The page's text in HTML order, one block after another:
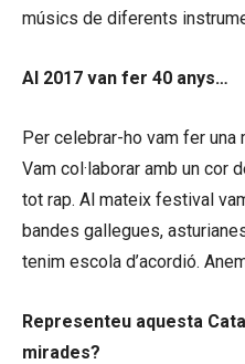
músics de diferents
Al 2017 van fer 40 anys…
Per celebrar-ho vam fer
Vam col·laborar amb un cor
tot rap. Al mateix festival
bandes gallegues,
tenim escola d’acordió.
Representeu aquesta
mirades?